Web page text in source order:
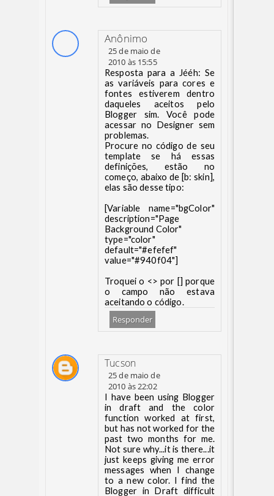
Anônimo
25 de maio de
2010 às 15:55
Resposta para a Jééh: Se
as variáveis para cores e
fontes estiverem dentro
daqueles aceitos pelo
Blogger sim. Você pode
acessar no Designer sem
problemas.
Procure no código de seu
template se há essas
definições, estão no
começo, abaixo de [b: skin],
elas são desse tipo:
[Variable name="bgColor"
description="Page
Background Color"
type="color"
default="#efefef"
value="#940f04"]
Troquei o <> por [] porque
o campo não estava
aceitando o código.
Responder
Tucson
25 de maio de
2010 às 22:02
I have been using Blogger
in draft and the color
function worked at first,
but has not worked for the
past two months for me.
Not sure why...it is there...it
just keeps giving me error
messages when I change
to a new color. I find the
Blogger in Draft difficult